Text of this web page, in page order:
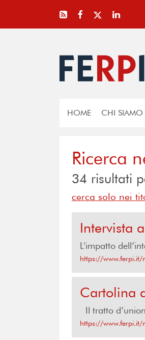
HOME CHI SIAMO
Ricerca
34 risultati
cerca solo nei
Intervista
L'impatto
https://www.ferpi.it/
Cartolina
Il tratto
https://www.ferpi.it/